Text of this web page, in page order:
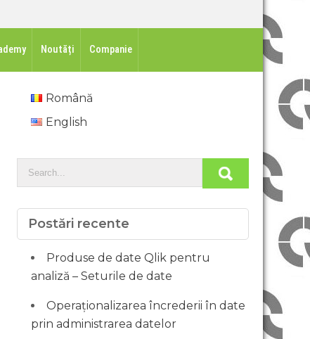
Noutăți Companie
Română
English
Postări recente
Produse de date Qlik pentru
analiză – Seturile de date
Operaționalizarea încrederii în date
prin administrarea datelor